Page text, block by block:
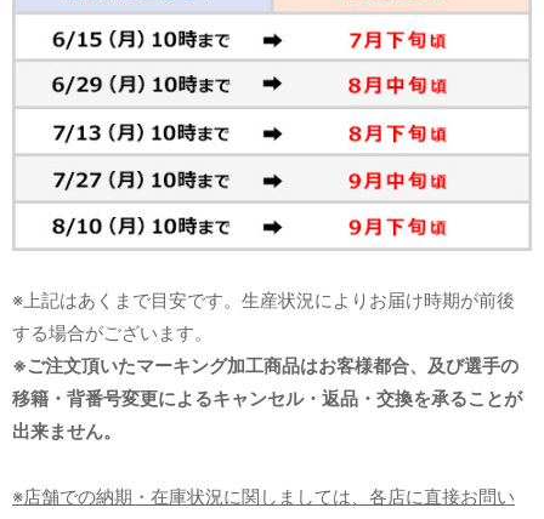
※上記はあくまで目安です。生産状況によりお届け時期が前後
する場合がございます。
※ご注文頂いたマーキング加工商品はお客様都合、及び選手の
移籍・背番号変更によるキャンセル・返品・交換を承ることが
出来ません。
※店舗での納期・在庫状況に関しましては、各店に直接お問い